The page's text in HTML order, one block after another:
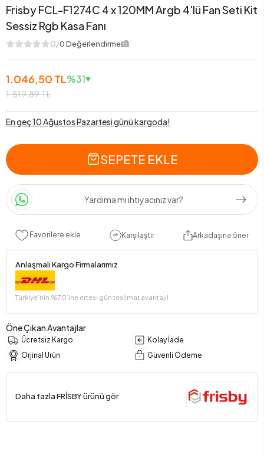
Frisby FCL-F1274C 4 x 120MM Argb 4'lü Fan Seti Kit
Sessiz Rgb Kasa Fanı
0/0 Değerlendirme
1.046,50 TL
1.519,89 TL
%31
En geç 10 Ağustos Pazartesi günü kargoda!
SEPETE EKLE
Yardıma mı ihtiyacınız var?
Favorilere ekle Karşılaştır Arkadaşına öner
Anlaşmalı Kargo Firmalarımız
Türkiye’nin %70’ine ertesi gün teslimat avantajı!
Öne Çıkan Avantajlar
Ücretsiz Kargo
Kolay İade
Orjinal Ürün
Güvenli Ödeme
Daha fazla FRİSBY ürünü gör